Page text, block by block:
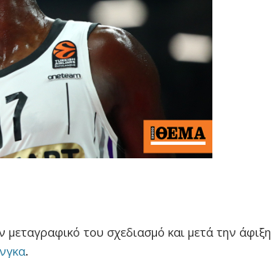
του σχεδιασμό και μετά την άφιξη
.